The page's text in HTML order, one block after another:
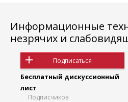
Информационные
незрячих и
Подписаться
Бесплатный дискуссионный
лист
Подписчиков